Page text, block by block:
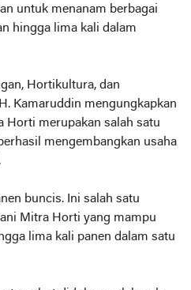
untuk menanam berbagai
hingga lima kali dalam
Hortikultura, dan
Kamaruddin mengungkapkan
Horti merupakan salah satu
mengembangkan usaha
buncis. Ini salah satu
Mitra Horti yang mampu
lima kali panen dalam satu